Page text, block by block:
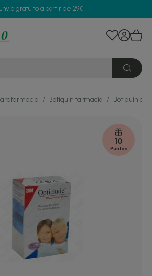
Envío gratuito a partir de 29€
/ Botiquín farmacia / Botiquin de
10
Puntos